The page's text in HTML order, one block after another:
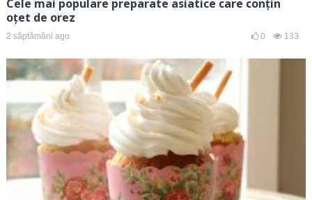
Cele mai populare preparate asiatice care conțin
oțet de orez
2 săptămâni ago 0 133